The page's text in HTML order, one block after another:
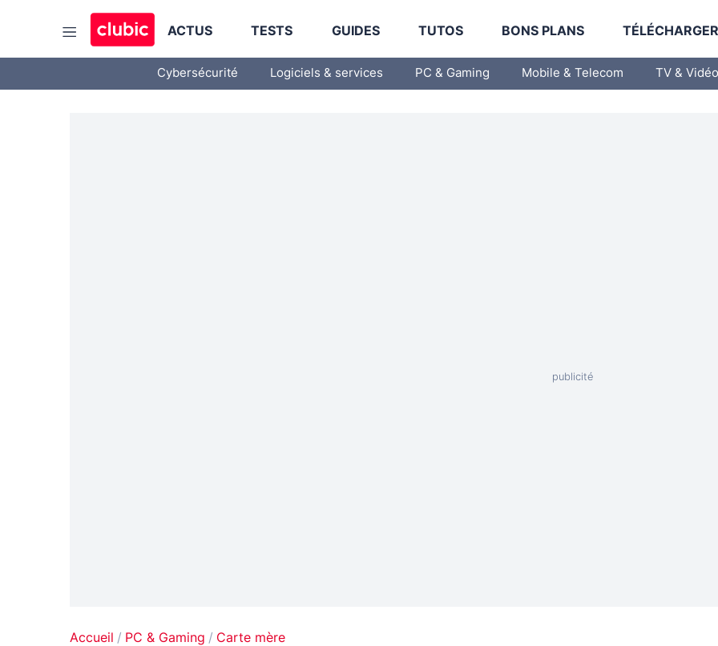
ACTUS TESTS GUIDES TUTOS BONS PLANS
Cybersécurité Logiciels & services PC & Gaming Mobile & Telecom TV & Vidéo
Accueil PC & Gaming Carte mère